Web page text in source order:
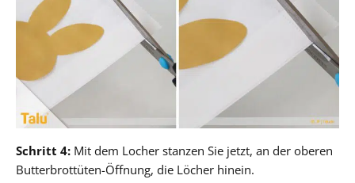
Schritt 4: Mit dem Locher stanzen Sie jetzt, an der oberen
Butterbrottüten-Öffnung, die Löcher hinein.